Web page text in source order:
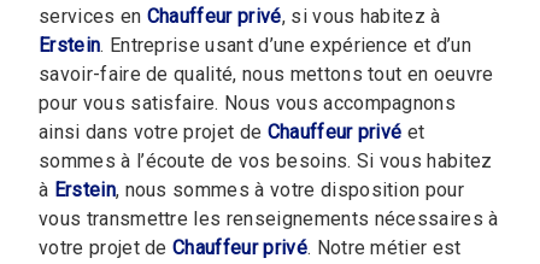
services en Chauffeur privé, si vous habitez à
Erstein. Entreprise usant d’une expérience et d’un
savoir-faire de qualité, nous mettons tout en oeuvre
pour vous satisfaire. Nous vous accompagnons
ainsi dans votre projet de Chauffeur privé et
sommes à l’écoute de vos besoins. Si vous habitez
à Erstein, nous sommes à votre disposition pour
vous transmettre les renseignements nécessaires à
votre projet deChauffeur privé. Notre métier est